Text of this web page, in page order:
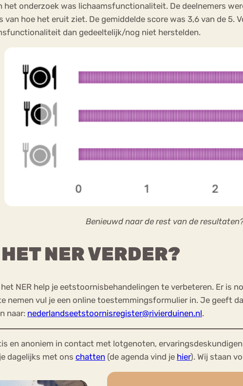
het onderzoek was lichaamsfunctionaliteit. De deelnemers
van hoe het eruit ziet. De gemiddelde score was 3,6 van de 5.
dan gedeeltelijk/nog niet herstelden.
Benieuwd naar de rest van de
NER VERDER?
NER help je eetstoornisbehandelingen te verbeteren. Er
nemen vul je een online toestemmingsformulier in. Je geeft
naar: nederlandseetstoornisregister@rivierduinen.nl.
en anoniem in contact met lotgenoten,
dagelijks met ons chatten (de agenda vind je hier). Wij staan